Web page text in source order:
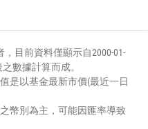
目前資料僅顯示自2000-01-
數據計算而成。
是以基金最新市價(最近一日
幣別為主，可能因匯率導致